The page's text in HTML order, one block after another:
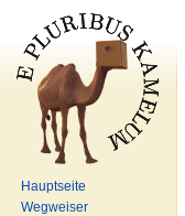
Hauptseite
Wegweiser